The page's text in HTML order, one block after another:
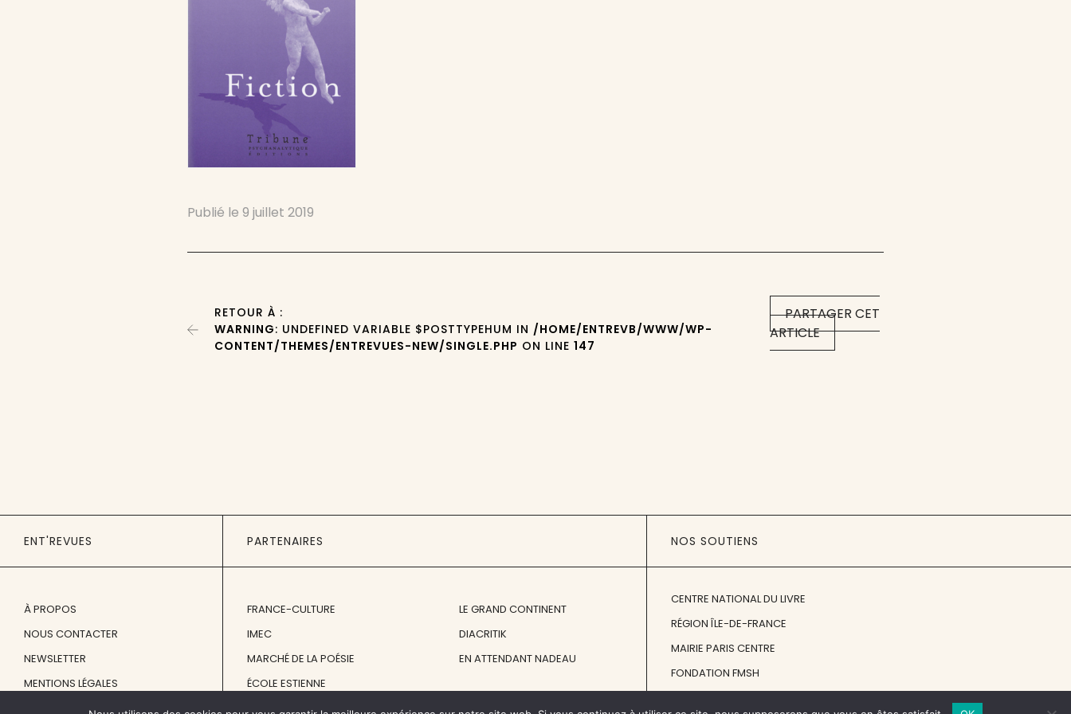
Publié le9 juillet 2019
PARTAGER CET
ARTICLE
RETOUR À :
WARNING: UNDEFINED VARIABLE $POSTTYPEHUM IN /HOME/ENTREVB/WWW/WP-
CONTENT/THEMES/ENTREVUES-NEW/SINGLE.PHP ON LINE147
ENT'REVUES
À PROPOS
NOUS CONTACTER
NEWSLETTER
MENTIONS LÉGALES
PARTENAIRES
FRANCE-CULTURE
IMEC
MARCHÉ DE LA POÉSIE
ÉCOLE ESTIENNE
LE GRAND CONTINENT
DIACRITIK
EN ATTENDANT NADEAU
NOS SOUTIENS
CENTRE NATIONAL DU LIVRE
RÉGION ÎLE-DE-FRANCE
MAIRIE PARIS CENTRE
FONDATION FMSH